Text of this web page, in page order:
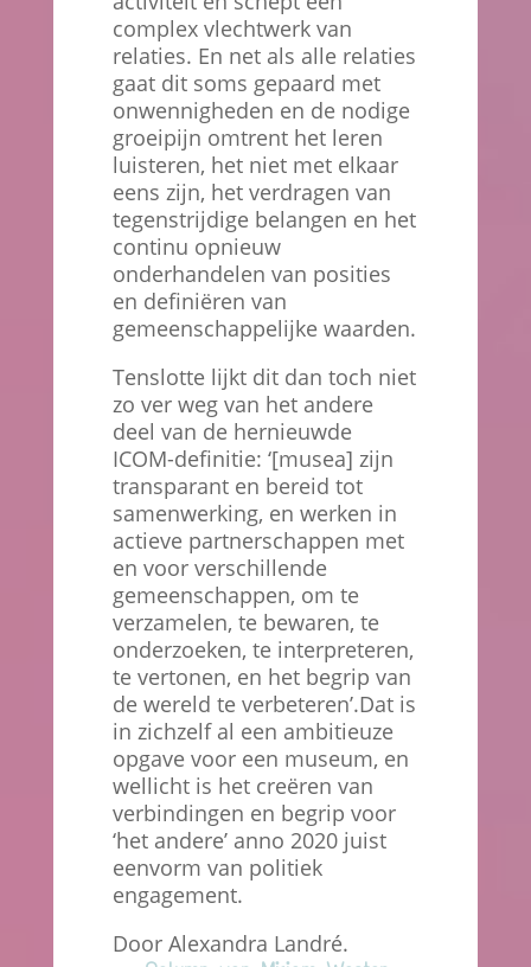
complex vlechtwerk van
relaties. En net als alle relaties
gaat dit soms gepaard met
onwennigheden en de nodige
groeipijn omtrent het leren
luisteren, het niet met elkaar
eens zijn, het verdragen van
tegenstrijdige belangen en het
continu opnieuw
onderhandelen van posities
en definiëren van
gemeenschappelijke waarden.
Tenslotte lijkt dit dan toch niet
zo ver weg van het andere
deel van de hernieuwde
ICOM-definitie: ‘[musea] zijn
transparant en bereid tot
samenwerking, en werken in
actieve partnerschappen met
en voor verschillende
gemeenschappen, om te
verzamelen, te bewaren, te
onderzoeken, te interpreteren,
te vertonen, en het begrip van
de wereld te verbeteren’.Dat is
in zichzelf al een ambitieuze
opgave voor een museum, en
wellicht is het creëren van
verbindingen en begrip voor
‘het andere’ anno 2020 juist
eenvorm van politiek
engagement.
Door Alexandra Landré.